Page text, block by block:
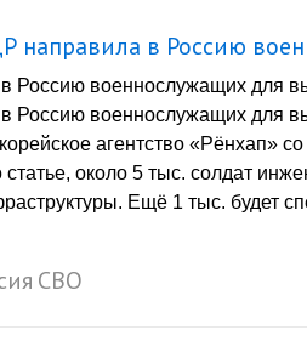
направила в Россию
Россию военнослужащих для
Россию военнослужащих для
агентство «Рёнхап»
около 5 тыс. солдат
Ещё 1 тыс. будет
СВО